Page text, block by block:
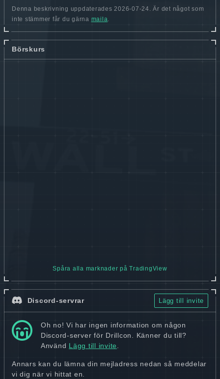
Denna beskrivning uppdaterades 2026-07-24. Är det något som
inte stämmer får du gärna maila.
Börskurs
Spåra alla marknader på TradingView
Discord-servrar Lägg till invite
Oh no! Vi har ingen information om någon
Discord-server för Drillcon. Känner du till?
Använd Lägg till invite.
Annars kan du lämna din mejladress nedan så meddelar
vi dig när vi hittat en.